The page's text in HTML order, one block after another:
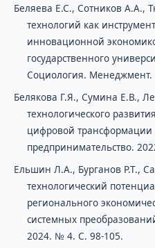
Беляева Е.С., Сотников А.А.,
технологий как
инновационной
государственного
Социология.
Белякова Г.Я., Сумина Е.В.,
технологического
цифровой
предпринимательство.
Ельшин Л.А., Бурганов Р.Т.,
технологический
регионального
системных
2024. № 4. С. 98-105.